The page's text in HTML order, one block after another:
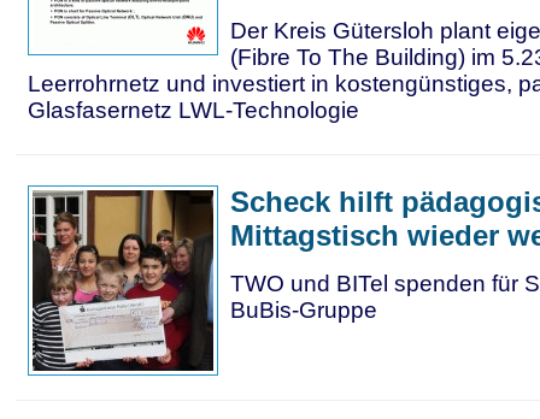
Der Kreis Gütersloh plant
(Fibre To The Building) im
Leerrohrnetz und investiert in kostengünstiges,
Glasfasernetz LWL-Technologie
Scheck hilft
Mittagstisch wieder
TWO und BITel spenden für
BuBis-Gruppe